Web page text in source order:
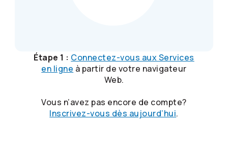
Étape 1 : Connectez-vous aux Services
en ligne à partir de votre navigateur
Web.
Vous n’avez pas encore de compte?
Inscrivez-vous dès aujourd’hui.